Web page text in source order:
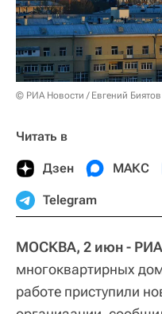
© РИА Новости / Евгений Биятов
Читать в
Дзен МАКС
Telegram
МОСКВА, 2 июн -
многоквартирных
работе приступили